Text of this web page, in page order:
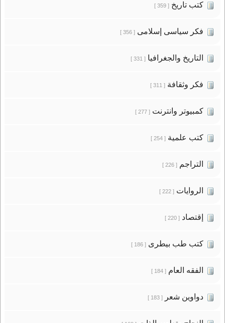
كتب تاريخ[ 359 ]
فكر سياسى إسلامى[ 356 ]
التاريخ والجغرافيا[ 331 ]
فكر وثقافة[ 311 ]
كمبيوتر وانترنت[ 277 ]
كتب علمية[ 254 ]
التراجم[ 226 ]
الروايات[ 222 ]
إقتصاد[ 220 ]
كتب طب بيطرى[ 186 ]
الفقه العام[ 184 ]
دواوين شعر[ 183 ]